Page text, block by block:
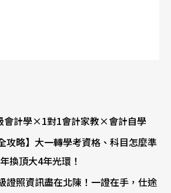
會計學×1對1會計家教×會計自學
攻略】大一轉學考資格、科目怎麼準
換頂大4年光環！
證照資訊盡在北陳！一證在手，仕途